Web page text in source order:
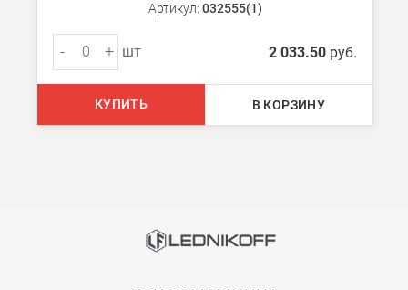
Транспортные компании
Мы можем отправить ваш заказ транспортной компанией в
Доставка до ТК от 7000 руб. БЕСПЛАТНО.
При заказе менее 7000 руб. стоимость доставки до ТК 750 руб.
Артикул: 032555(1)
- + шт 2 033.50 руб.
КУПИТЬ В КОРЗИНУ